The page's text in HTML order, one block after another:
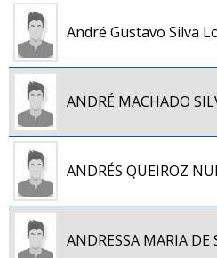
André Gustavo Silva
ANDRÉ MACHADO
ANDRÉS QUEIROZ
ANDRESSA MARIA DE